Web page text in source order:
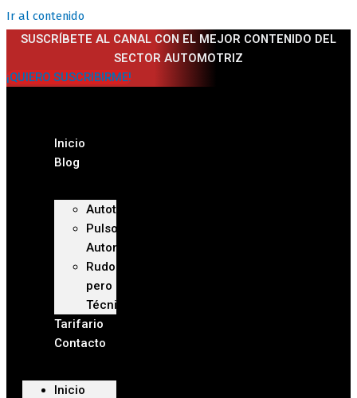
Ir al contenido
SUSCRÍBETE AL CANAL CON EL MEJOR CONTENIDO DEL
SECTOR AUTOMOTRIZ
¡QUIERO SUSCRIBIRME!
Inicio
Blog
Autoteca
Pulso
Automotriz
Rudo
pero
Técnico
Tarifario
Contacto
Inicio